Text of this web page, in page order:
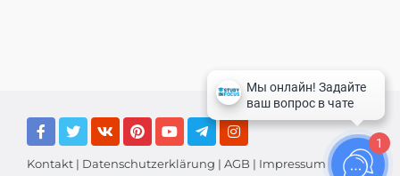
Kontakt | Datenschutzerklärung | AGB | Impressum
1